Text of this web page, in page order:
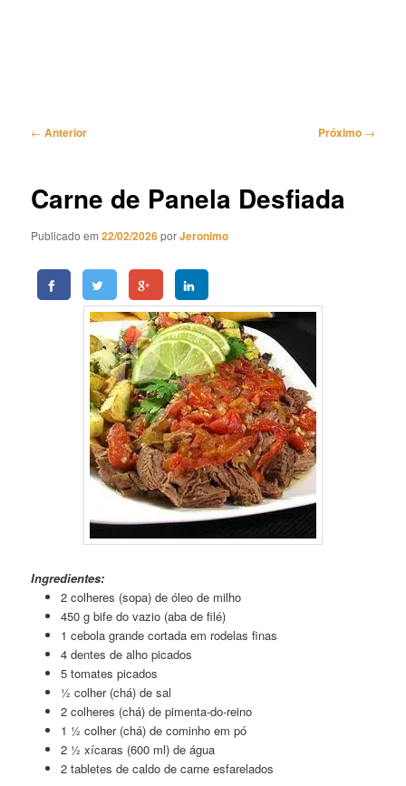
Navegação
← Anterior Próximo →
Carne de Panela Desfiada
Publicado em22/02/2026porJeronimo
Ingredientes:
2 colheres (sopa) de óleo de milho
450 g bife do vazio (aba de filé)
1 cebola grande cortada em rodelas finas
4 dentes de alho picados
5 tomates picados
½ colher (chá) de sal
2 colheres (chá) de pimenta-do-reino
1 ½ colher (chá) de cominho em pó
2 ½ xícaras (600 ml) de água
2 tabletes de caldo de carne esfarelados